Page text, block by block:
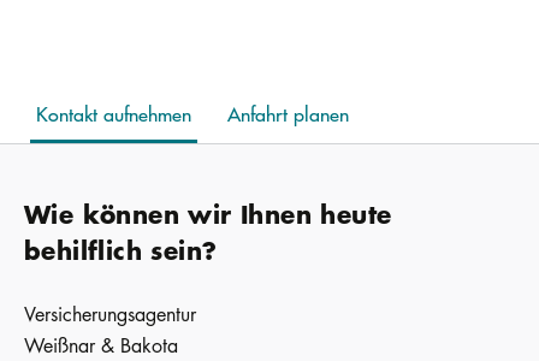
Kontakt aufnehmen Anfahrt planen
Wie können wir Ihnen heute
behilflich sein?
Versicherungsagentur
Weißnar & Bakota